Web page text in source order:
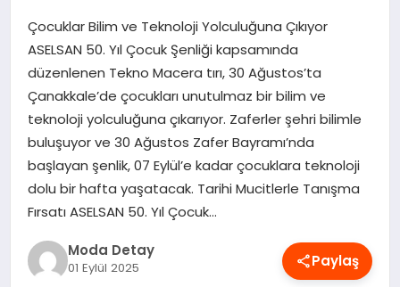
MAGAZIN
SAĞLIK
SPOR
TEKNOLOJI
Çocuklar Bilim ve Teknoloji Yolculuğuna Çıkıyor
ASELSAN 50. Yıl Çocuk Şenliği kapsamında
düzenlenen Tekno Macera tırı, 30 Ağustos’ta
Çanakkale’de çocukları unutulmaz bir bilim ve
teknoloji yolculuğuna çıkarıyor. Zaferler şehri bilimle
buluşuyor ve 30 Ağustos Zafer Bayramı’nda
başlayan şenlik, 07 Eylül’e kadar çocuklara teknoloji
dolu bir hafta yaşatacak. Tarihi Mucitlerle Tanışma
Fırsatı ASELSAN 50. Yıl Çocuk…
Moda Detay
01 Eylül 2025 Paylaş